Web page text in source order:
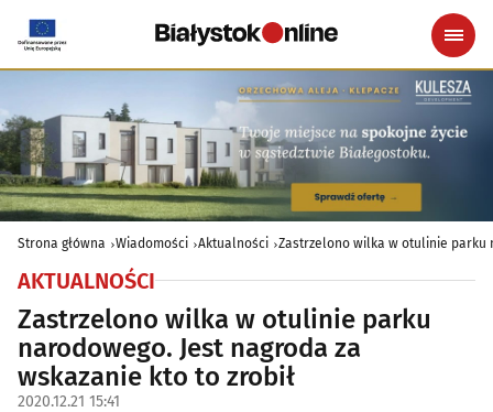
Strona główna Wiadomości Aktualności Zastrzelono wilka w otulinie parku
AKTUALNOŚCI
Zastrzelono wilka w otulinie parku
narodowego. Jest nagroda za
wskazanie kto to zrobił
2020.12.21 15:41